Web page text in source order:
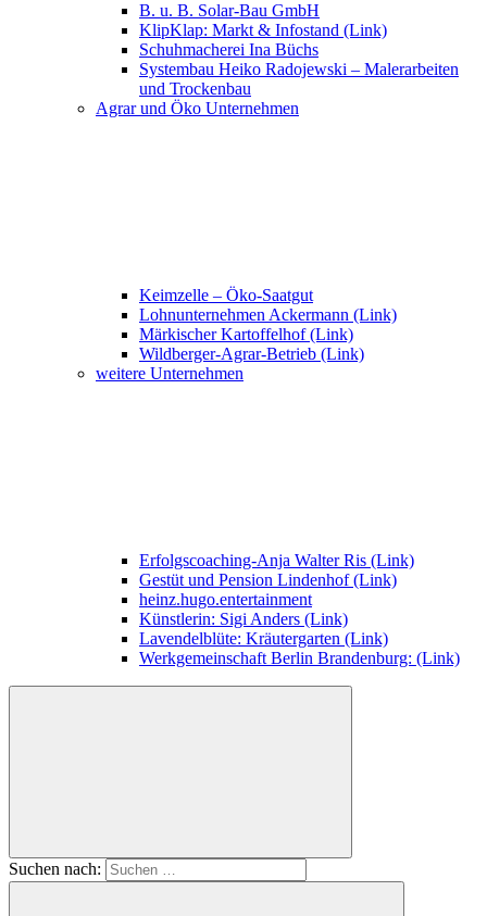
B. u. B. Solar-Bau GmbH
KlipKlap: Markt & Infostand (Link)
Schuhmacherei Ina Büchs
Systembau Heiko Radojewski – Malerarbeiten
und Trockenbau
Agrar und Öko Unternehmen
Keimzelle – Öko-Saatgut
Lohnunternehmen Ackermann (Link)
Märkischer Kartoffelhof (Link)
Wildberger-Agrar-Betrieb (Link)
weitere Unternehmen
Erfolgscoaching-Anja Walter Ris (Link)
Gestüt und Pension Lindenhof (Link)
heinz.hugo.entertainment
Künstlerin: Sigi Anders (Link)
Lavendelblüte: Kräutergarten (Link)
Werkgemeinschaft Berlin Brandenburg: (Link)
Suchen nach: